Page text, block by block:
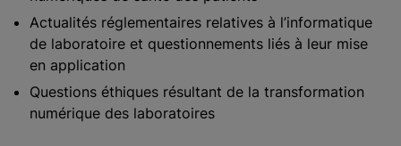
Actualités réglementaires relatives à l’informatique
de laboratoire et questionnements liés à leur mise
en application
Questions éthiques résultant de la transformation
numérique des laboratoires